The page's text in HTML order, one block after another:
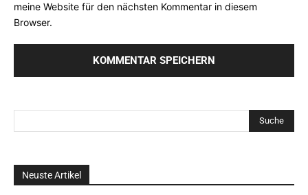
meine Website für den nächsten Kommentar in diesem
Browser.
Neuste Artikel